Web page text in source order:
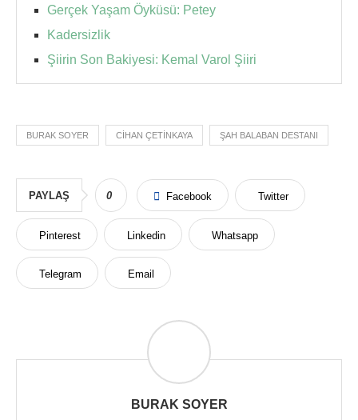
Gerçek Yaşam Öyküsü: Petey
Kadersizlik
Şiirin Son Bakiyesi: Kemal Varol Şiiri
BURAK SOYER CIHAN ÇETINKAYA ŞAH BALABAN DESTANI
PAYLAŞ 0 Facebook Twitter
Pinterest Linkedin Whatsapp
Telegram Email
BURAK SOYER